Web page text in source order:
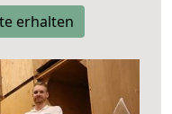
erhalten